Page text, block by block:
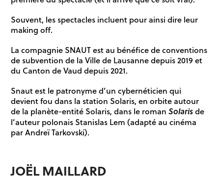
Souvent, les spectacles incluent pour ainsi dire leur
making off.
La compagnie SNAUT est au bénéfice de conventions
de subvention de la Ville de Lausanne depuis 2019 et
du Canton de Vaud depuis 2021.
Snaut est le patronyme d’un cybernéticien qui
devient fou dans la station Solaris, en orbite autour
de la planète-entité Solaris, dans le romanSolarisde
l’auteur polonais Stanislas Lem (adapté au cinéma
par Andreï Tarkovski).
JOËL MAILLARD